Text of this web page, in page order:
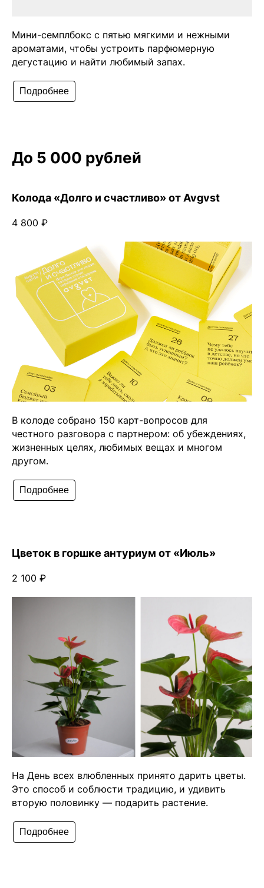
Мини-семплбокс с пятью мягкими и нежными
ароматами, чтобы устроить парфюмерную
дегустацию и найти любимый запах.
Подробнее
До 5 000 рублей
Колода «Долго и счастливо» от Avgvst
4 800 ₽
В колоде собрано 150 карт-вопросов для
честного разговора с партнером: об убеждениях,
жизненных целях, любимых вещах и многом
другом.
Подробнее
Цветок в горшке антуриум от «Июль»
2 100 ₽
На День всех влюбленных принято дарить цветы.
Это способ и соблюсти традицию, и удивить
вторую половинку — подарить растение.
Подробнее